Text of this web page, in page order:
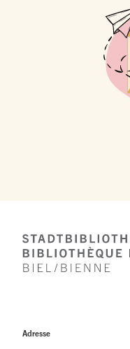
Footer
Adresse